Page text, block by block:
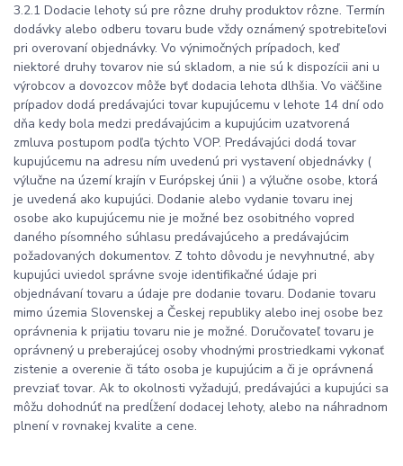
3.2.1 Dodacie lehoty sú pre rôzne druhy produktov rôzne. Termín
dodávky alebo odberu tovaru bude vždy oznámený spotrebiteľovi
pri overovaní objednávky. Vo výnimočných prípadoch, keď
niektoré druhy tovarov nie sú skladom, a nie sú k dispozícii ani u
výrobcov a dovozcov môže byť dodacia lehota dlhšia. Vo väčšine
prípadov dodá predávajúci tovar kupujúcemu v lehote 14 dní odo
dňa kedy bola medzi predávajúcim a kupujúcim uzatvorená
zmluva postupom podľa týchto VOP. Predávajúci dodá tovar
kupujúcemu na adresu ním uvedenú pri vystavení objednávky (
výlučne na území krajín v Európskej únii ) a výlučne osobe, ktorá
je uvedená ako kupujúci. Dodanie alebo vydanie tovaru inej
osobe ako kupujúcemu nie je možné bez osobitného vopred
daného písomného súhlasu predávajúceho a predávajúcim
požadovaných dokumentov. Z tohto dôvodu je nevyhnutné, aby
kupujúci uviedol správne svoje identifikačné údaje pri
objednávaní tovaru a údaje pre dodanie tovaru. Dodanie tovaru
mimo územia Slovenskej a Českej republiky alebo inej osobe bez
oprávnenia k prijatiu tovaru nie je možné. Doručovateľ tovaru je
oprávnený u preberajúcej osoby vhodnými prostriedkami vykonať
zistenie a overenie či táto osoba je kupujúcim a či je oprávnená
prevziať tovar. Ak to okolnosti vyžadujú, predávajúci a kupujúci sa
môžu dohodnúť na predĺžení dodacej lehoty, alebo na náhradnom
plnení v rovnakej kvalite a cene.